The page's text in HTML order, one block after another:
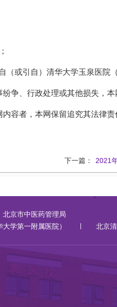
或引自） 清华大学玉泉医院
、行政处理或其他损失，本
者，本网保留追究其法律责
下一篇： 2021
北京市中医药管理局
学第一附属医院） 北京